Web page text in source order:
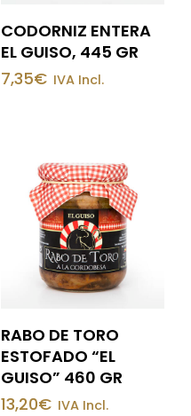
CODORNIZ ENTERA
EL GUISO, 445 GR
7,35€ IVA Incl.
RABO DE TORO
ESTOFADO “EL
GUISO” 460 GR
13,20€ IVA Incl.